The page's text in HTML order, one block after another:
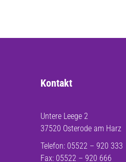
Kontakt
Untere Leege 2
37520 Osterode am Harz
Telefon: 05522 – 920 333
Fax: 05522 – 920 666